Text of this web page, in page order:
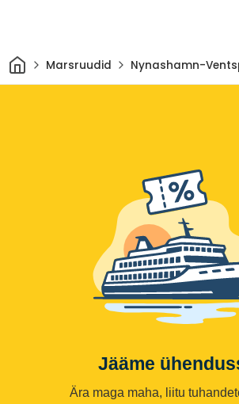
Avaleht
Marsruudid Nynashamn-
Jääme
Ära maga maha, liitu